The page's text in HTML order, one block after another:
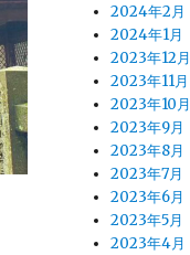
2024年2月
2024年1月
2023年12月
2023年11月
2023年10月
2023年9月
2023年8月
2023年7月
2023年6月
2023年5月
2023年4月